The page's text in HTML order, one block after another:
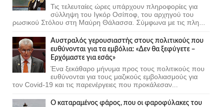
Τις τελευταίες ώρες υπάρχουν πληροφορίες για
σύλληψη του Ιγκόρ Οσίποφ, του αρχηγού του
ρωσικού Στόλου στη Μαύρη Θάλασσα. Σύμφωνα με τις πλη...
Αυστραλός γερουσιαστής στους πολιτικούς που
ευθύνονται για τα εμβόλια: «Δεν θα ξεφύγετε –
Ερχόμαστε για εσάς»
Ένα ξεκάθαρο μήνυμα προς τους πολιτικούς που
ευθύνονται για τους μαζικούς εμβολιασμούς για
τον Covid-19 και τις παρενέργειες που προκάλεσαν...
Ο καταραμένος φάρος, που οι φαροφύλακες του